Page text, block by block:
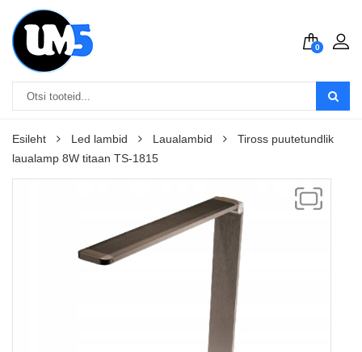
0
Esileht Led lambid Laualambid
Tiross puutetundlik
laualamp 8W titaan TS-1815